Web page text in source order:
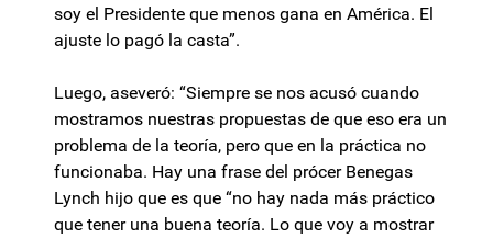
soy el Presidente que menos gana en América. El
ajuste lo pagó la casta”.
Luego, aseveró: “Siempre se nos acusó cuando
mostramos nuestras propuestas de que eso era un
problema de la teoría, pero que en la práctica no
funcionaba. Hay una frase del prócer Benegas
Lynch hijo que es que “no hay nada más práctico
que tener una buena teoría. Lo que voy a mostrar